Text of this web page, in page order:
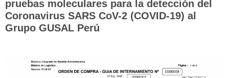
pruebas moleculares para la detección del
Coronavirus SARS CoV-2 (COVID-19) al
Grupo GUSAL Perú